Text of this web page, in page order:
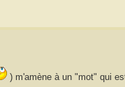
) m'amène à un "mot" qui